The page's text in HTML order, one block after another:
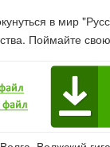
в мир
Поймайте